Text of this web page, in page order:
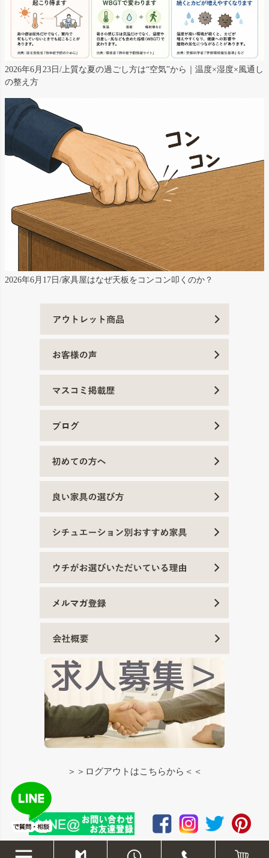
2026年6月23日/上質な夏の過ごし方は“空気”から｜温度×湿度×風通し
の整え方
2026年6月17日/家具屋はなぜ天板をコンコン叩くのか？
＞＞ログアウトはこちらから＜＜